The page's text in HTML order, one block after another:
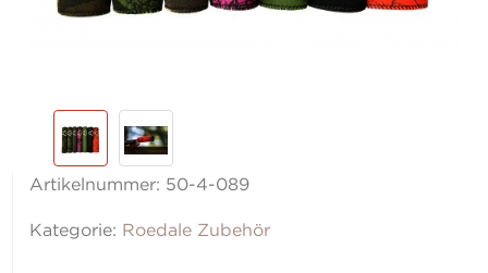
Artikelnummer: 50-4-089
Kategorie: Roedale Zubehör